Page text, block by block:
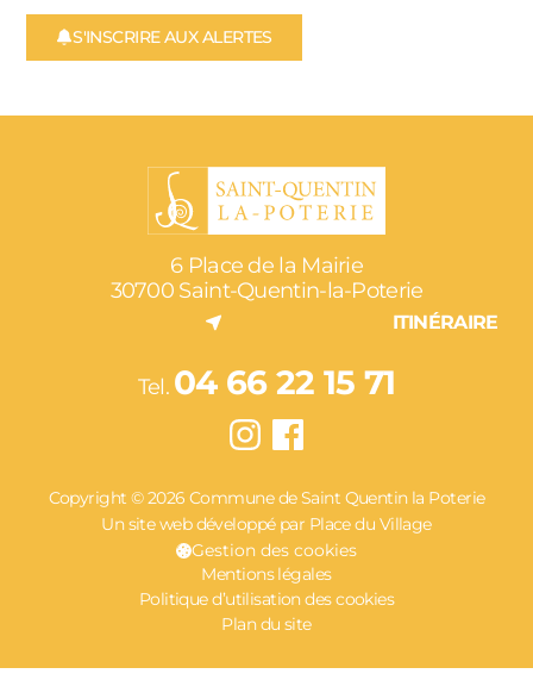
S'INSCRIRE AUX ALERTES
6 Place de la Mairie
30700 Saint-Quentin-la-Poterie
ITINÉRAIRE
Tel. 04 66 22 15 71
Copyright © 2026 Commune de Saint Quentin la Poterie
Un site web développé par Place du Village
Gestion des cookies
Mentions légales
Politique d’utilisation des cookies
Plan du site